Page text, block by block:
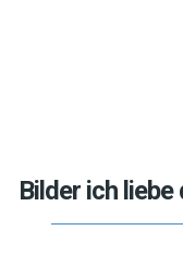
Bilder ich